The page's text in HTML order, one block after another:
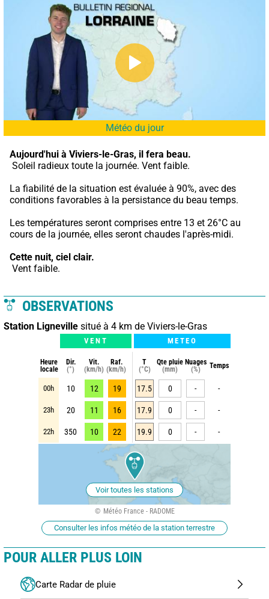
Météo du jour
Aujourd'hui à Viviers-le-Gras, il fera beau.
Soleil radieux toute la journée. Vent faible.
La fiabilité de la situation est évaluée à 90%, avec des
conditions favorables à la persistance du beau temps.
Les températures seront comprises entre 13 et 26°C au
cours de la journée, elles seront chaudes l'après-midi.
Cette nuit, ciel clair.
Vent faible.
OBSERVATIONS
Station Ligneville situé à 4 km de Viviers-le-Gras
VENT METEO
Heure
locale
Dir.
(°)
Vit.
(km/h)
Raf.
(km/h)
T
(°C)
Qte pluie
(mm)
Nuages
(%)
Temps
00h 10 12 19 17.5 0 - -
23h 20 11 16 17.9 0 - -
22h 350 10 22 19.9 0 - -
Voir toutes les stations
Météo France - RADOME
Consulter les infos météo de la station terrestre
POUR ALLER PLUS LOIN
Carte Radar de pluie